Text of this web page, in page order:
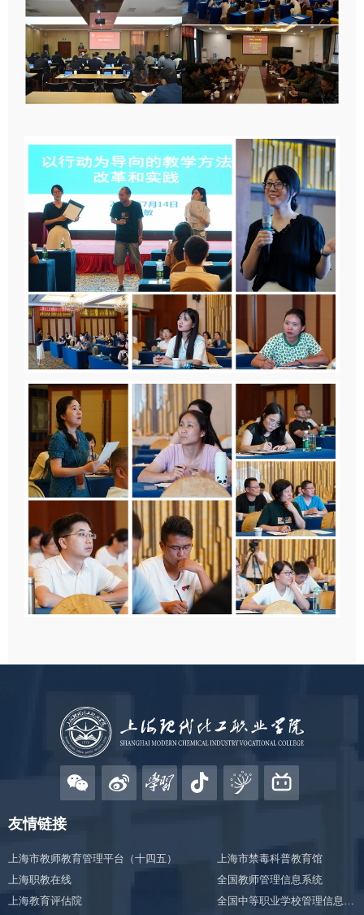
友情链接
上海市教师教育管理平台（十四五）
上海市禁毒科普教育馆
上海职教在线
全国教师管理信息系统
上海教育评估院
全国中等职业学校管理信息系统